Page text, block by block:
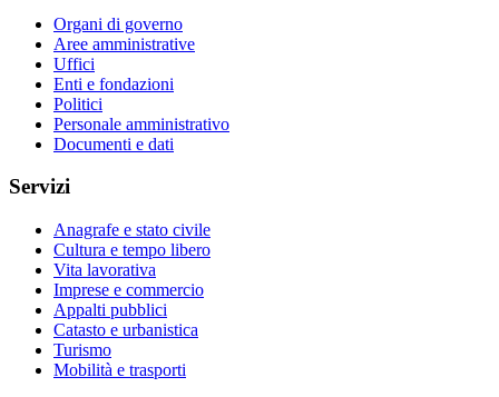
Organi di governo
Aree amministrative
Uffici
Enti e fondazioni
Politici
Personale amministrativo
Documenti e dati
Servizi
Anagrafe e stato civile
Cultura e tempo libero
Vita lavorativa
Imprese e commercio
Appalti pubblici
Catasto e urbanistica
Turismo
Mobilità e trasporti